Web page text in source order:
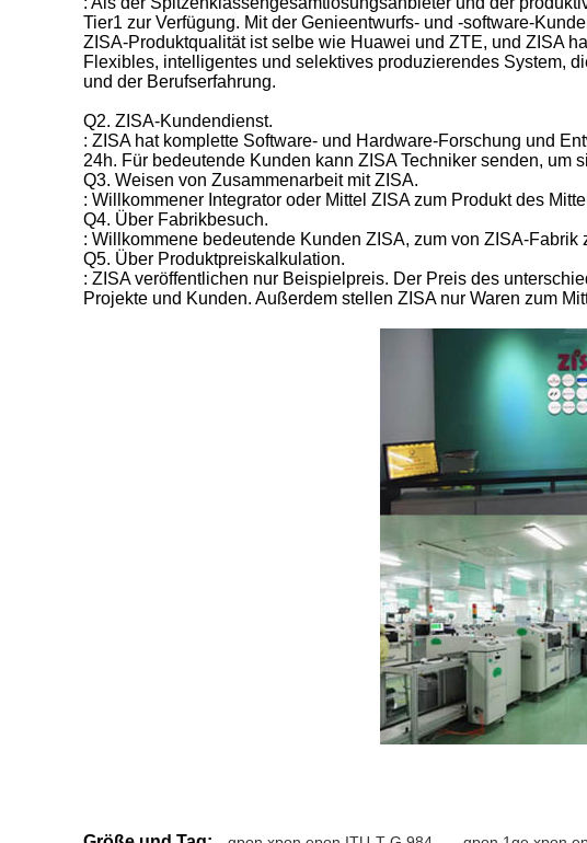
Tier1 zur Verfügung. Mit der Genieentwurfs- und -software-
ZISA-Produktqualität ist selbe wie Huawei und ZTE, und ZISA
Flexibles, intelligentes und selektives produzierendes System,
und der Berufserfahrung.
Q2. ZISA-Kundendienst.
: ZISA hat komplette Software- und Hardware-Forschung und
24h. Für bedeutende Kunden kann ZISA Techniker senden, um
Q3. Weisen von Zusammenarbeit mit ZISA.
: Willkommener Integrator oder Mittel ZISA zum Produkt des
Q4. Über Fabrikbesuch.
: Willkommene bedeutende Kunden ZISA, zum von ZISA-
Q5. Über Produktpreiskalkulation.
: ZISA veröffentlichen nur Beispielpreis. Der Preis des
Projekte und Kunden. Außerdem stellen ZISA nur Waren zum